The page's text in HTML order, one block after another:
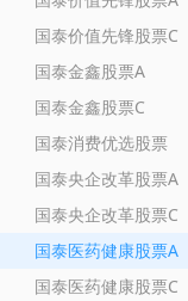
国泰价值先锋股票C
国泰金鑫股票A
国泰金鑫股票C
国泰消费优选股票
国泰央企改革股票A
国泰央企改革股票C
国泰医药健康股票A
国泰医药健康股票C